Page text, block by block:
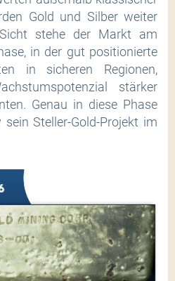
Gold und Silber weiter
stehe der Markt am
in der gut positionierte
in sicheren Regionen,
stärker
Genau in diese Phase
Steller-Gold-Projekt im